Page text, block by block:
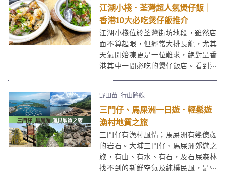
民與來自世界各地的遊客前來探索。
江湖小棧．荃灣超人氣煲仔飯｜
香港10大必吃煲仔飯推介
江湖小棧位於荃灣街坊地段，雖然店
面不算起眼，但經常大排長龍，尤其
天氣開始凍更是一位難求，絶對昰香
港其中一間必吃的煲仔飯店。看到江
以最後決定點了魷魚肉餅煲仔飯、臘
味排骨煲仔飯，雖然價錢不算親民，
但地道風味搭夠！
野田苗 行山路線
三門仔、馬屎洲一日遊．輕鬆遊
漁村地質之旅
三門仔有漁村風情；馬屎洲有幾億歲
的岩石。大埔三門仔、馬屎洲郊遊之
旅，有山、有水、有石，及石屎森林
找不到的新鮮空氣及純樸民風，是個